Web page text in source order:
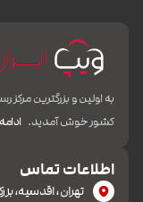
به اولین و بزرگترین
کشور خوش آمدید.
اطلاعات تماس
تهران، اقدسیه،